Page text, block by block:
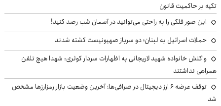
تکیه بر حاکمیت قانون
این صور فلکی را به راحتی می‌توانید در آسمان شب رصد کنید!
حملات اسرائیل به لبنان؛ دو سرباز صهیونیست کشته شدند
واکنش خانواده شهید لاریجانی به اظهارات سردار کوثری: شهدا هیچ تلفن
همراهی نداشتند
توقف عرضه ۶ ارز دیجیتال در صرافی‌ها؛ آخرین وضعیت بازار رمزارزها مشخص
شد